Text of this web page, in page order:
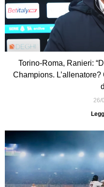
Torino-Roma, Ranieri:
Champions.
26/